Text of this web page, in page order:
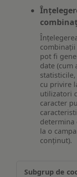
pot fi
date (cum
cu privire
utilizatori
caracter
determina
la o
conținut).